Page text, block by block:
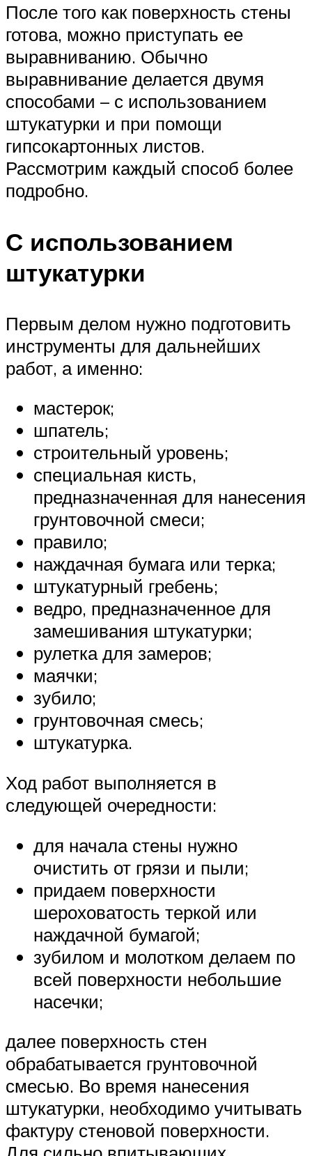
После того как поверхность стены
готова, можно приступать ее
выравниванию. Обычно
выравнивание делается двумя
способами – с использованием
штукатурки и при помощи
гипсокартонных листов.
Рассмотрим каждый способ более
подробно.
С использованием
штукатурки
Первым делом нужно подготовить
инструменты для дальнейших
работ, а именно:
мастерок;
шпатель;
строительный уровень;
специальная кисть,
предназначенная для нанесения
грунтовочной смеси;
правило;
наждачная бумага или терка;
штукатурный гребень;
ведро, предназначенное для
замешивания штукатурки;
рулетка для замеров;
маячки;
зубило;
грунтовочная смесь;
штукатурка.
Ход работ выполняется в
следующей очередности:
для начала стены нужно
очистить от грязи и пыли;
придаем поверхности
шероховатость теркой или
наждачной бумагой;
зубилом и молотком делаем по
всей поверхности небольшие
насечки;
далее поверхность стен
обрабатывается грунтовочной
смесью. Во время нанесения
штукатурки, необходимо учитывать
фактуру стеновой поверхности.